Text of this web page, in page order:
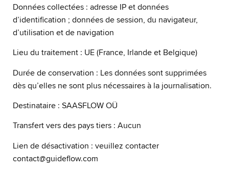
Données collectées : adresse IP et données
d’identification ; données de session, du navigateur,
d’utilisation et de navigation
Lieu du traitement : UE (France, Irlande et Belgique)
Durée de conservation : Les données sont supprimées
dès qu’elles ne sont plus nécessaires à la journalisation.
Destinataire : SAASFLOW OÜ
Transfert vers des pays tiers : Aucun
Lien de désactivation : veuillez contacter
contact@guideflow.com